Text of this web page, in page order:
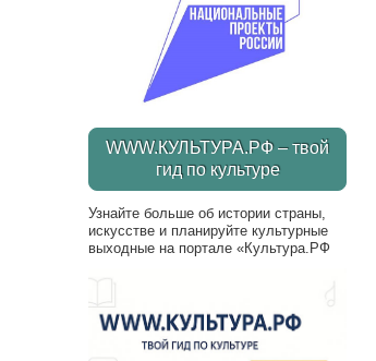
WWW.КУЛЬТУРА.РФ – твой
гид по культуре
Узнайте больше об истории страны,
искусстве и планируйте культурные
выходные на портале «Культура.РФ